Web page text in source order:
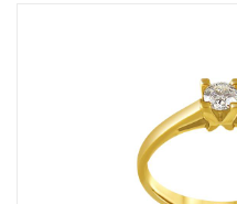
Baby Armbanden